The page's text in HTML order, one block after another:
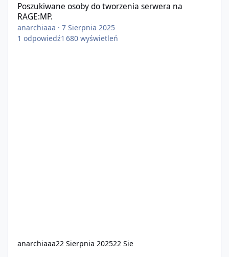
Poszukiwane osoby do tworzenia serwera na
RAGE:MP.
anarchiaaa ·7 Sierpnia 2025
1 odpowiedź1 680 wyświetleń
anarchiaaa22 Sierpnia 202522 Sie